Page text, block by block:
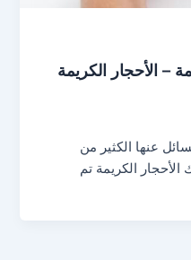
– الأحجار الكريمة
عنها الكثير من
الأحجار الكريمة تم